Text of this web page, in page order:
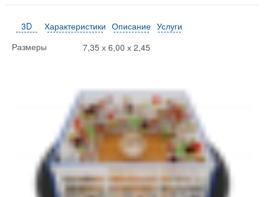
3D Характеристики Описание Услуги
Размеры 7,35 х 6,00 х 2,45